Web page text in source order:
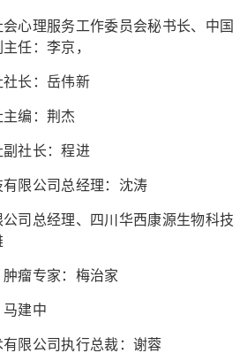
心理服务工作委员会秘书长、中国
任：李京，
长：岳伟新
编：荆杰
社长：程进
限公司总经理：沈涛
司总经理、四川华西康源生物科技
瘤专家：梅治家
马建中
限公司执行总裁：谢蓉